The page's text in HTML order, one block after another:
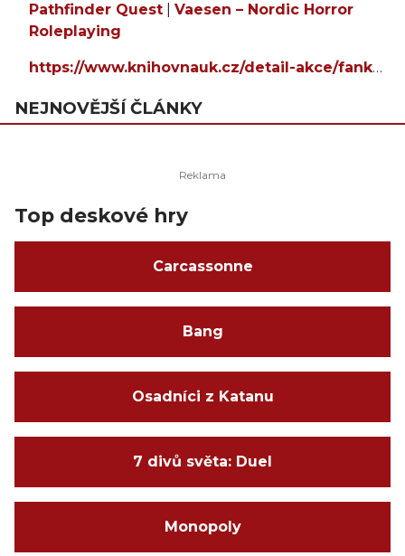
Pathfinder Quest
Vaesen – Nordic Horror
Roleplaying
https://www.knihovnauk.cz/detail-akce/fankom-24-hodin-fantasy-a-komiksu-2/
NEJNOVĚJŠÍ ČLÁNKY
Top deskové hry
Carcassonne
Bang
Osadníci z Katanu
7 divů světa: Duel
Monopoly